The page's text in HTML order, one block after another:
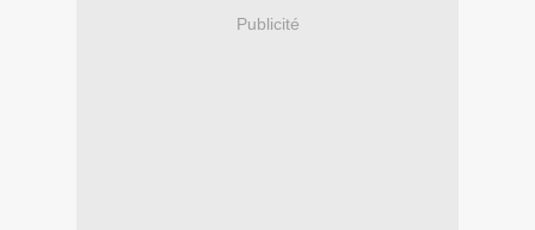
Publicité